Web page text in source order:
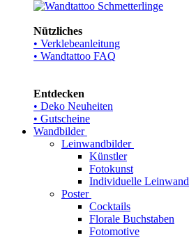
Nützliches
• Verklebeanleitung
• Wandtattoo FAQ
Entdecken
• Deko Neuheiten
• Gutscheine
Wandbilder
Leinwandbilder
Künstler
Fotokunst
Individuelle Leinwand
Poster
Cocktails
Florale Buchstaben
Fotomotive